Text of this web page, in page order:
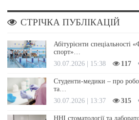
СТРІЧКА ПУБЛІКАЦІЙ
Абітурієнти спеціальності
спорт»…
30.07.2026 | 15:38
117
Студенти-медики – про
та…
30.07.2026 | 13:37
315
ННІ стоматології та